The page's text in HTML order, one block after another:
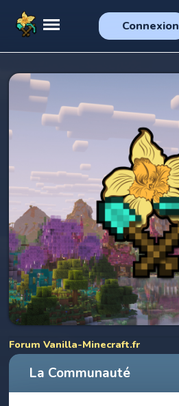
Connexion
Forum Vanilla-Minecraft.fr
La Communauté